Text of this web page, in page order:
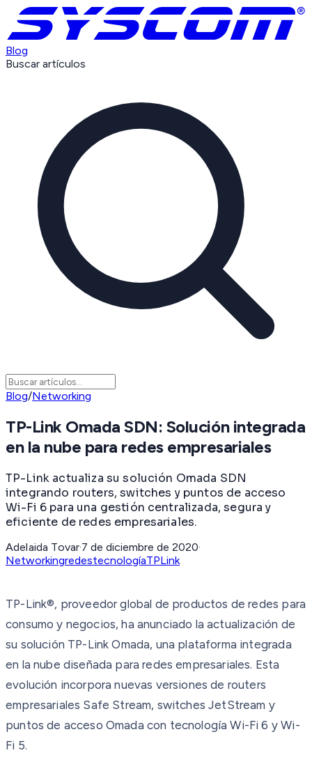
Blog
Buscar artículos
Blog/Networking
TP-Link Omada SDN: Solución integrada
en la nube para redes empresariales
TP-Link actualiza su solución Omada SDN
integrando routers, switches y puntos de acceso
Wi-Fi 6 para una gestión centralizada, segura y
eficiente de redes empresariales.
Adelaida Tovar·7 de diciembre de 2020·
NetworkingredestecnologíaTPLink
TP-Link®, proveedor global de productos de redes para
consumo y negocios, ha anunciado la actualización de
su solución TP-Link Omada, una plataforma integrada
en la nube diseñada para redes empresariales. Esta
evolución incorpora nuevas versiones de routers
empresariales Safe Stream, switches JetStream y
puntos de acceso Omada con tecnología Wi-Fi 6 y Wi-
Fi 5.